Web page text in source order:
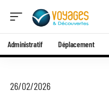
Administratif Déplacement
26/02/2026